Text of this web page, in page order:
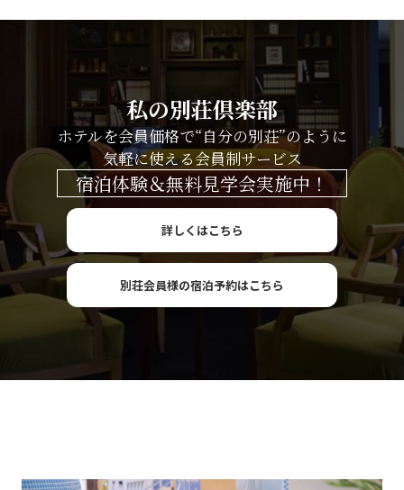
私の別荘倶楽部
ホテルを会員価格で“自分の別荘”のように
気軽に使える会員制サービス
宿泊体験＆無料見学会実施中！
詳しくはこちら
別荘会員様の宿泊予約はこちら